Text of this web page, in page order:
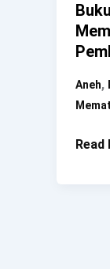
Aneh,
Buku
Read